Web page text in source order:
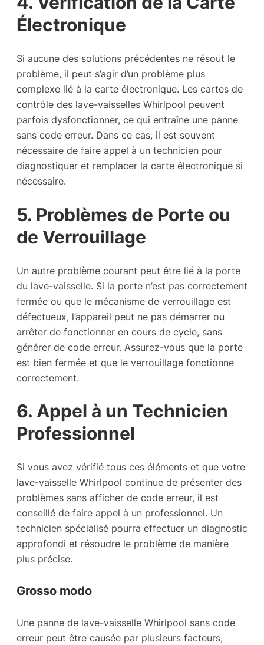
Électronique
Si aucune des solutions précédentes ne résout le
problème, il peut s’agir d’un problème plus
complexe lié à la carte électronique. Les cartes de
contrôle des lave-vaisselles Whirlpool peuvent
parfois dysfonctionner, ce qui entraîne une panne
sans code erreur. Dans ce cas, il est souvent
nécessaire de faire appel à un technicien pour
diagnostiquer et remplacer la carte électronique si
nécessaire.
5. Problèmes de Porte ou
de Verrouillage
Un autre problème courant peut être lié à la porte
du lave-vaisselle. Si la porte n’est pas correctement
fermée ou que le mécanisme de verrouillage est
défectueux, l’appareil peut ne pas démarrer ou
arrêter de fonctionner en cours de cycle, sans
générer de code erreur. Assurez-vous que la porte
est bien fermée et que le verrouillage fonctionne
correctement.
6. Appel à un Technicien
Professionnel
Si vous avez vérifié tous ces éléments et que votre
lave-vaisselle Whirlpool continue de présenter des
problèmes sans afficher de code erreur, il est
conseillé de faire appel à un professionnel. Un
technicien spécialisé pourra effectuer un diagnostic
approfondi et résoudre le problème de manière
plus précise.
Grosso modo
Une panne de lave-vaisselle Whirlpool sans code
erreur peut être causée par plusieurs facteurs,